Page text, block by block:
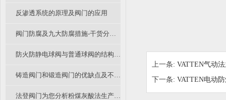
反渗透系统的原理及阀门的应用
阀门防腐及九大防腐措施-干货分享（一）
防火防静电球阀与普通球阀的结构有什么不同？
铸造阀门和锻造阀门的优缺点及不同应用
法登阀门为您分析粉煤灰酸法生产氧化铝中衬氟阀门和陶瓷阀的应用探讨
上一条: VATTEN气动
下一条: VATTEN电动